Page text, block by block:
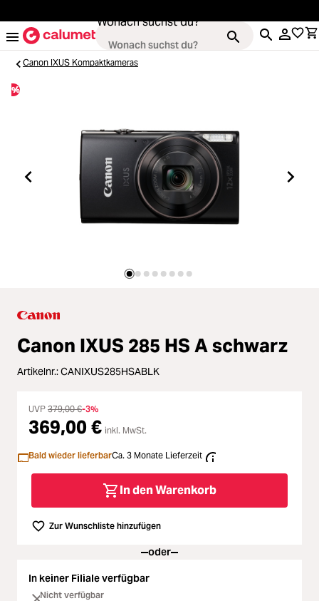
Wonach suchst du?
Loading... Objektive
Loading... Video & Drohnen
Loading...Zubehör
Loading...
Loading...Bildbearbeitung
Loading...
Loading...Second Hand
Loading...SALE
Loading...
Canon IXUS Kompaktkameras
%
Canon IXUS 285 HS A schwarz
Artikelnr.:CANIXUS285HSABLK
UVP 379,00 €-3%
369,00 € inkl. MwSt.
Bald wieder lieferbarCa. 3 Monate Lieferzeit
In den Warenkorb
Zur Wunschliste hinzufügen
oder
In keiner Filiale verfügbar
Nicht verfügbar